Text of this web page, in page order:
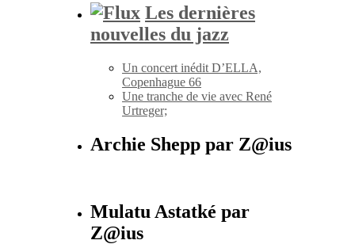
Les dernières
nouvelles du jazz
Un concert inédit D’ELLA,
Copenhague 66
Une tranche de vie avec René
Urtreger;
Archie Shepp par Z@ius
Mulatu Astatké par
Z@ius